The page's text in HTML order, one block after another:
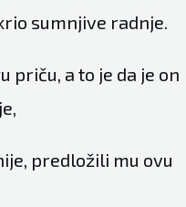
sumnjive radnje.
priču, a to je da je on
predložili mu ovu